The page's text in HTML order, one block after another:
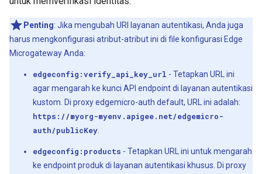
Penting: Jika mengubah URI layanan autentikasi, Anda juga
harus mengkonfigurasi atribut-atribut ini di file konfigurasi Edge
Microgateway Anda:
edgeconfig:verify_api_key_url - Tetapkan URL ini
agar mengarah ke kunci API endpoint di layanan autentikasi
kustom. Di proxy edgemicro-auth default, URL ini adalah:
https://myorg-myenv.apigee.net/edgemicro-
auth/publicKey
edgeconfig:products - Tetapkan URL ini untuk mengarah
ke endpoint produk di layanan autentikasi khusus. Di proxy